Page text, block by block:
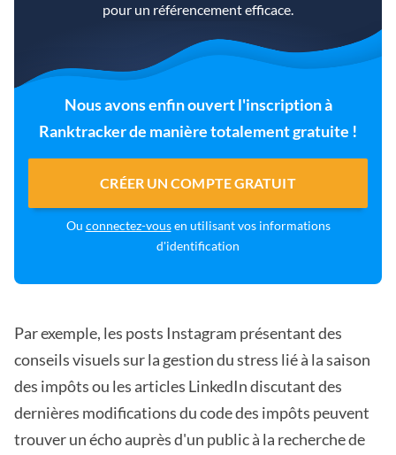
pour un référencement efficace.
Nous avons enfin ouvert l'inscription à
Ranktracker de manière totalement gratuite !
CRÉER UN COMPTE GRATUIT
Ou connectez-vousen utilisant vos informations
d'identification
Par exemple, les posts Instagram présentant des
conseils visuels sur la gestion du stress lié à la saison
des impôts ou les articles LinkedIn discutant des
dernières modifications du code des impôts peuvent
trouver un écho auprès d'un public à la recherche de